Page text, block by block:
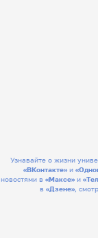
Узнавайте о жизни
«ВКонтакте» и
новостями в«Максе» и
в«Дзене» ,